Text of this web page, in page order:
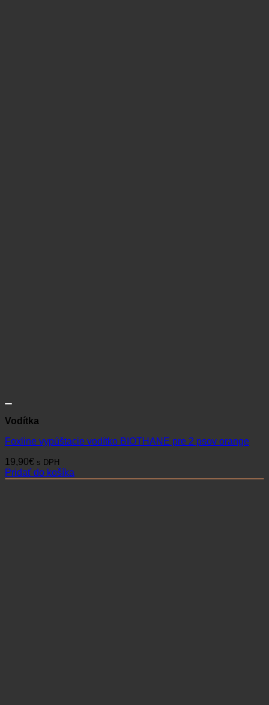
Vodítka
Foxline vypúštacie vodítko BIOTHANE pre 2 psov orange
19,90€ s DPH
Pridať do košíka